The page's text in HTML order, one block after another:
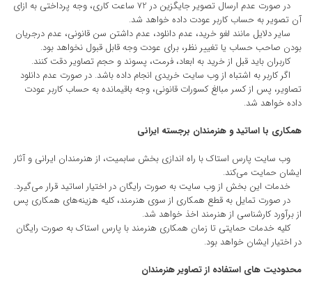
در صورت عدم ارسال تصویر جایگزین در 72 ساعت کاری، وجه پرداختی به ازای
آن تصویر به حساب کاربر عودت داده خواهد شد.
سایر دلایل مانند لغو خرید، عدم دانلود، عدم داشتن سن قانونی، عدم درجریان
بودن صاحب حساب یا تغییر نظر، برای عودت وجه قابل قبول نخواهد بود.
کاربران باید قبل از خرید به ابعاد، فرمت، پسوند و حجم تصاویر دقت کنند.
اگر کاربر به اشتباه از وب سایت خریدی انجام داده باشد. در صورت عدم دانلود
تصاویر، پس از کسر مبالغ کسورات قانونی، وجه باقیمانده به حساب کاربر عودت
داده خواهد شد.
همکاری با اساتید و هنرمندان برجسته ایرانی
وب سایت پارس استاک با راه اندازی بخش سابمیت، از هنرمندان ایرانی و آثار
ایشان حمایت می‌کند.
خدمات این بخش از وب سایت به صورت رایگان در اختیار اساتید قرار می‌گیرد.
در صورت تمایل به قطع همکاری از سوی هنرمند، کلیه هزینه‌های همکاری پس
از برآورد کارشناسی از هنرمند اخذ خواهد شد.
کلیه خدمات حمایتی تا زمان همکاری هنرمند با پارس استاک به صورت رایگان
در اختیار ایشان خواهد بود.
محدودیت های استفاده از تصاویر هنرمندان